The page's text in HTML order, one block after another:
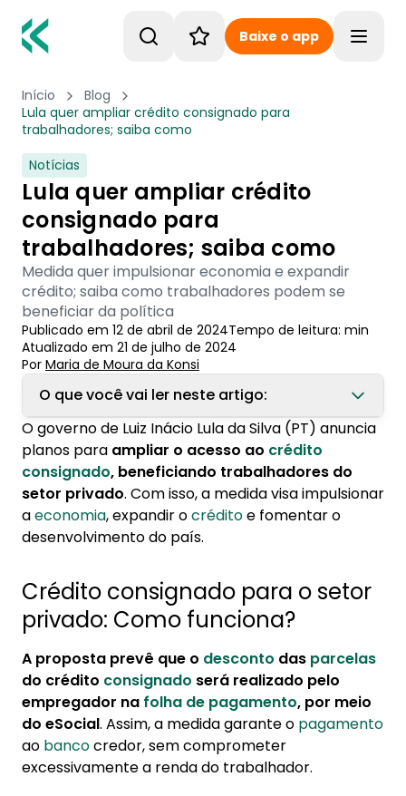
Baixe o app
Início
Blog
Lula quer ampliar crédito consignado para
trabalhadores; saiba como
Notícias
Lula quer ampliar crédito
consignado para
trabalhadores; saiba como
Medida quer impulsionar economia e expandir
crédito; saiba como trabalhadores podem se
beneficiar da política
Publicado em 12 de abril de 2024Tempo de leitura: min
Atualizado em 21 de julho de 2024
Por Maria de Moura da Konsi
O que você vai ler neste artigo:
1. Crédito consignado para o setor privado:
Como funciona?
2. Empréstimo consignado vale a pena?
O governo de Luiz Inácio Lula da Silva (PT) anuncia
planos para ampliar o acesso ao crédito
consignado, beneficiando trabalhadores do
setor privado. Com isso, a medida visa impulsionar
aeconomia, expandir ocréditoe fomentar o
desenvolvimento do país.
Crédito consignado para o setor
privado: Como funciona?
A proposta prevê que o desconto das parcelas
do crédito consignado será realizado pelo
empregador na folha de pagamento, por meio
do eSocial. Assim, a medida garante o pagamento
ao bancocredor, sem comprometer
excessivamente a renda do trabalhador.